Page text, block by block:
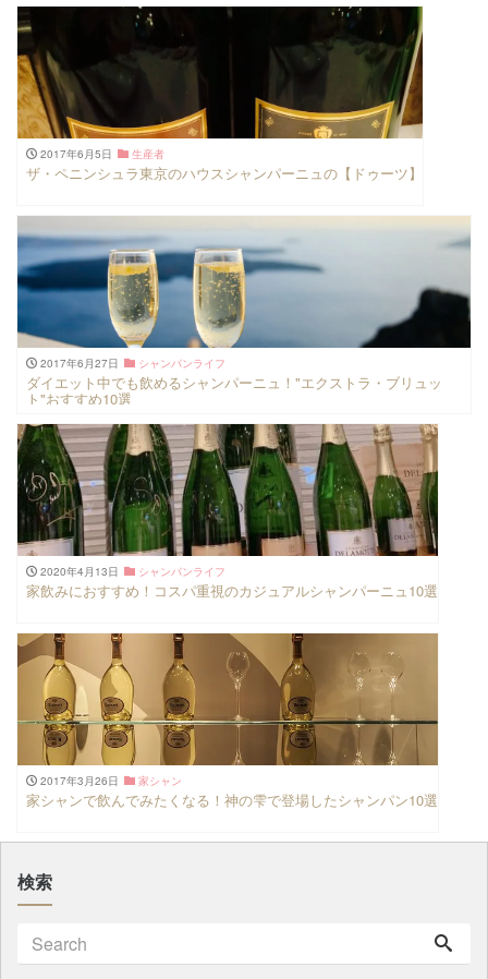
2017年6月5日 生産者
ザ・ペニンシュラ東京のハウスシャンパーニュの【ドゥーツ】
2017年6月27日 シャンパンライフ
ダイエット中でも飲めるシャンパーニュ！"エクストラ・ブリュッ
ト"おすすめ10選
2020年4月13日 シャンパンライフ
家飲みにおすすめ！コスパ重視のカジュアルシャンパーニュ10選
2017年3月26日 家シャン
家シャンで飲んでみたくなる！神の雫で登場したシャンパン10選
検索